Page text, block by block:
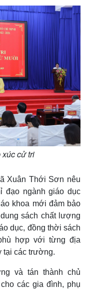
xúc cử tri
Xuân Thới Sơn nêu
đạo ngành giáo dục
khoa mới đảm bảo
sách chất lượng
dục, đồng thời sách
hợp với từng địa
tại các trường.
và tán thành chủ
các gia đình, phụ